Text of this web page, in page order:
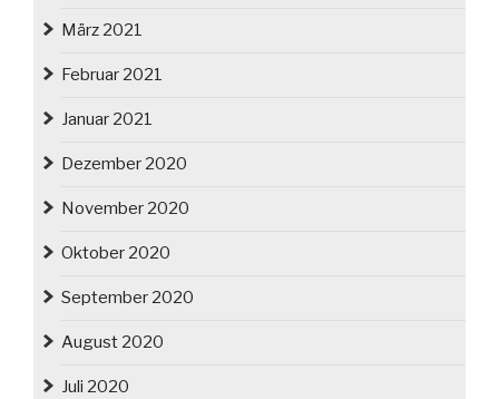
März 2021
Februar 2021
Januar 2021
Dezember 2020
November 2020
Oktober 2020
September 2020
August 2020
Juli 2020